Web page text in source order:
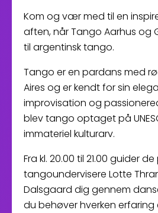
Kom og vær med til en
aften, når Tango Aarhus og
til argentinsk tango.
Tango er en pardans med
Aires og er kendt for sin
improvisation og
blev tango optaget på
immateriel kulturarv.
Fra kl. 20.00 til 21.00 guider
tangoundervisere Lotte
Dalsgaard dig gennem
du behøver hverken